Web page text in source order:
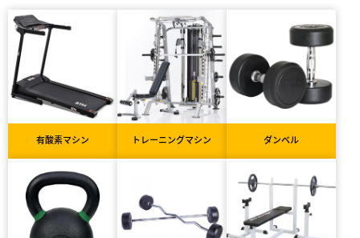
有酸素マシン トレーニングマシン ダンベル